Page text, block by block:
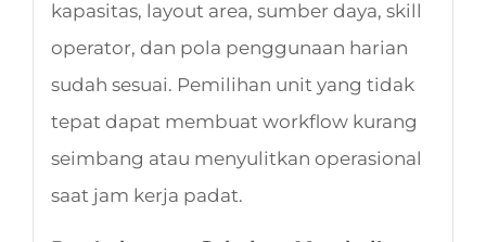
kapasitas, layout area, sumber daya, skill
operator, dan pola penggunaan harian
sudah sesuai. Pemilihan unit yang tidak
tepat dapat membuat workflow kurang
seimbang atau menyulitkan operasional
saat jam kerja padat.